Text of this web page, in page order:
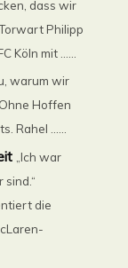
dass wir
Philipp
Köln mit ......
warum wir
Hoffen
Rahel ......
„Ich war
die